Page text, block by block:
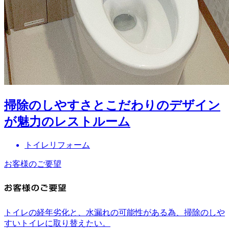
掃除のしやすさとこだわりのデザイン
が魅力のレストルーム
トイレリフォーム
お客様のご要望
トイレの経年劣化と、水漏れの可能性がある為、掃除のしや
すいトイレに取り替えたい。